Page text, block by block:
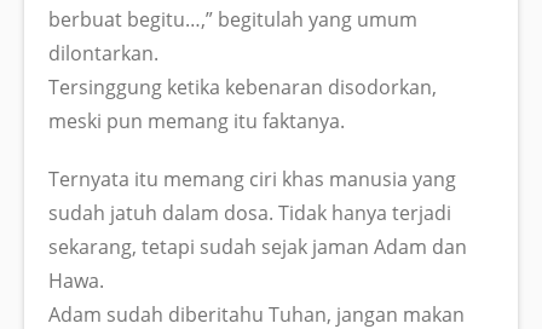
berbuat begitu…,” begitulah yang umum
dilontarkan.
Tersinggung ketika kebenaran disodorkan,
meski pun memang itu faktanya.
Ternyata itu memang ciri khas manusia yang
sudah jatuh dalam dosa. Tidak hanya terjadi
sekarang, tetapi sudah sejak jaman Adam dan
Hawa.
Adam sudah diberitahu Tuhan, jangan makan